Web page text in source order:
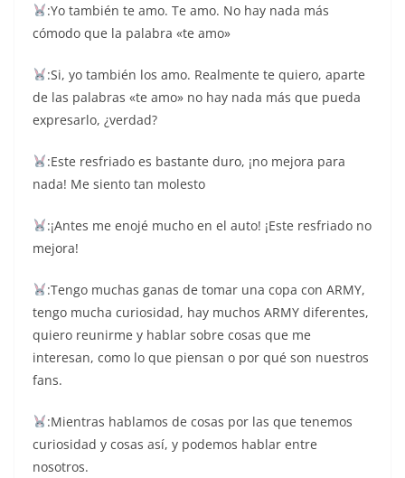
:Yo también te amo. Te amo. No hay nada más
cómodo que la palabra «te amo»
:Si, yo también los amo. Realmente te quiero, aparte
de las palabras «te amo» no hay nada más que pueda
expresarlo, ¿verdad?
:Este resfriado es bastante duro, ¡no mejora para
nada! Me siento tan molesto
:¡Antes me enojé mucho en el auto! ¡Este resfriado no
mejora!
:Tengo muchas ganas de tomar una copa con ARMY,
tengo mucha curiosidad, hay muchos ARMY diferentes,
quiero reunirme y hablar sobre cosas que me
interesan, como lo que piensan o por qué son nuestros
fans.
:Mientras hablamos de cosas por las que tenemos
curiosidad y cosas así, y podemos hablar entre
nosotros.